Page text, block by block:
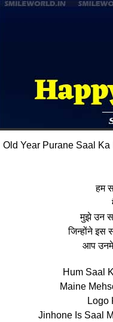
Old Year Purane Saal
हम
मुझे उन
जिन्‍होंने इस
आप
Hum Saal
Maine
Logo
Jinhone Is Saal